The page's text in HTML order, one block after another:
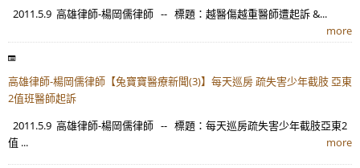
2011.5.9 高雄律師-楊岡儒律師 -- 標題：越醫傷越重醫師遭起訴 &...
more
高雄律師-楊岡儒律師【兔寶寶醫療新聞(3)】每天巡房 疏失害少年截肢 亞東
2值班醫師起訴
2011.5.9 高雄律師-楊岡儒律師 -- 標題：每天巡房疏失害少年截肢亞東2
值 ...
more